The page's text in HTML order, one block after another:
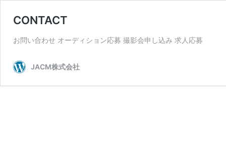
CONTACT
お問い合わせ オーディション応募 撮影会申し込み 求人応募
JACM株式会社